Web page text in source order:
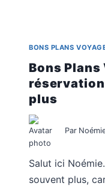
BONS PLANS
Bons Plans
plus
Par
Salut ici
souvent plus,